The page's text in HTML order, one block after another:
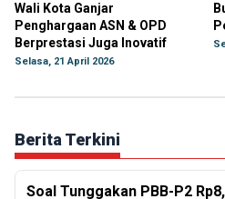
Wali Kota Ganjar
Penghargaan ASN & OPD
Berprestasi Juga Inovatif
Selasa, 21 April 2026
Berita Terkini
Soal Tunggakan PBB-P2